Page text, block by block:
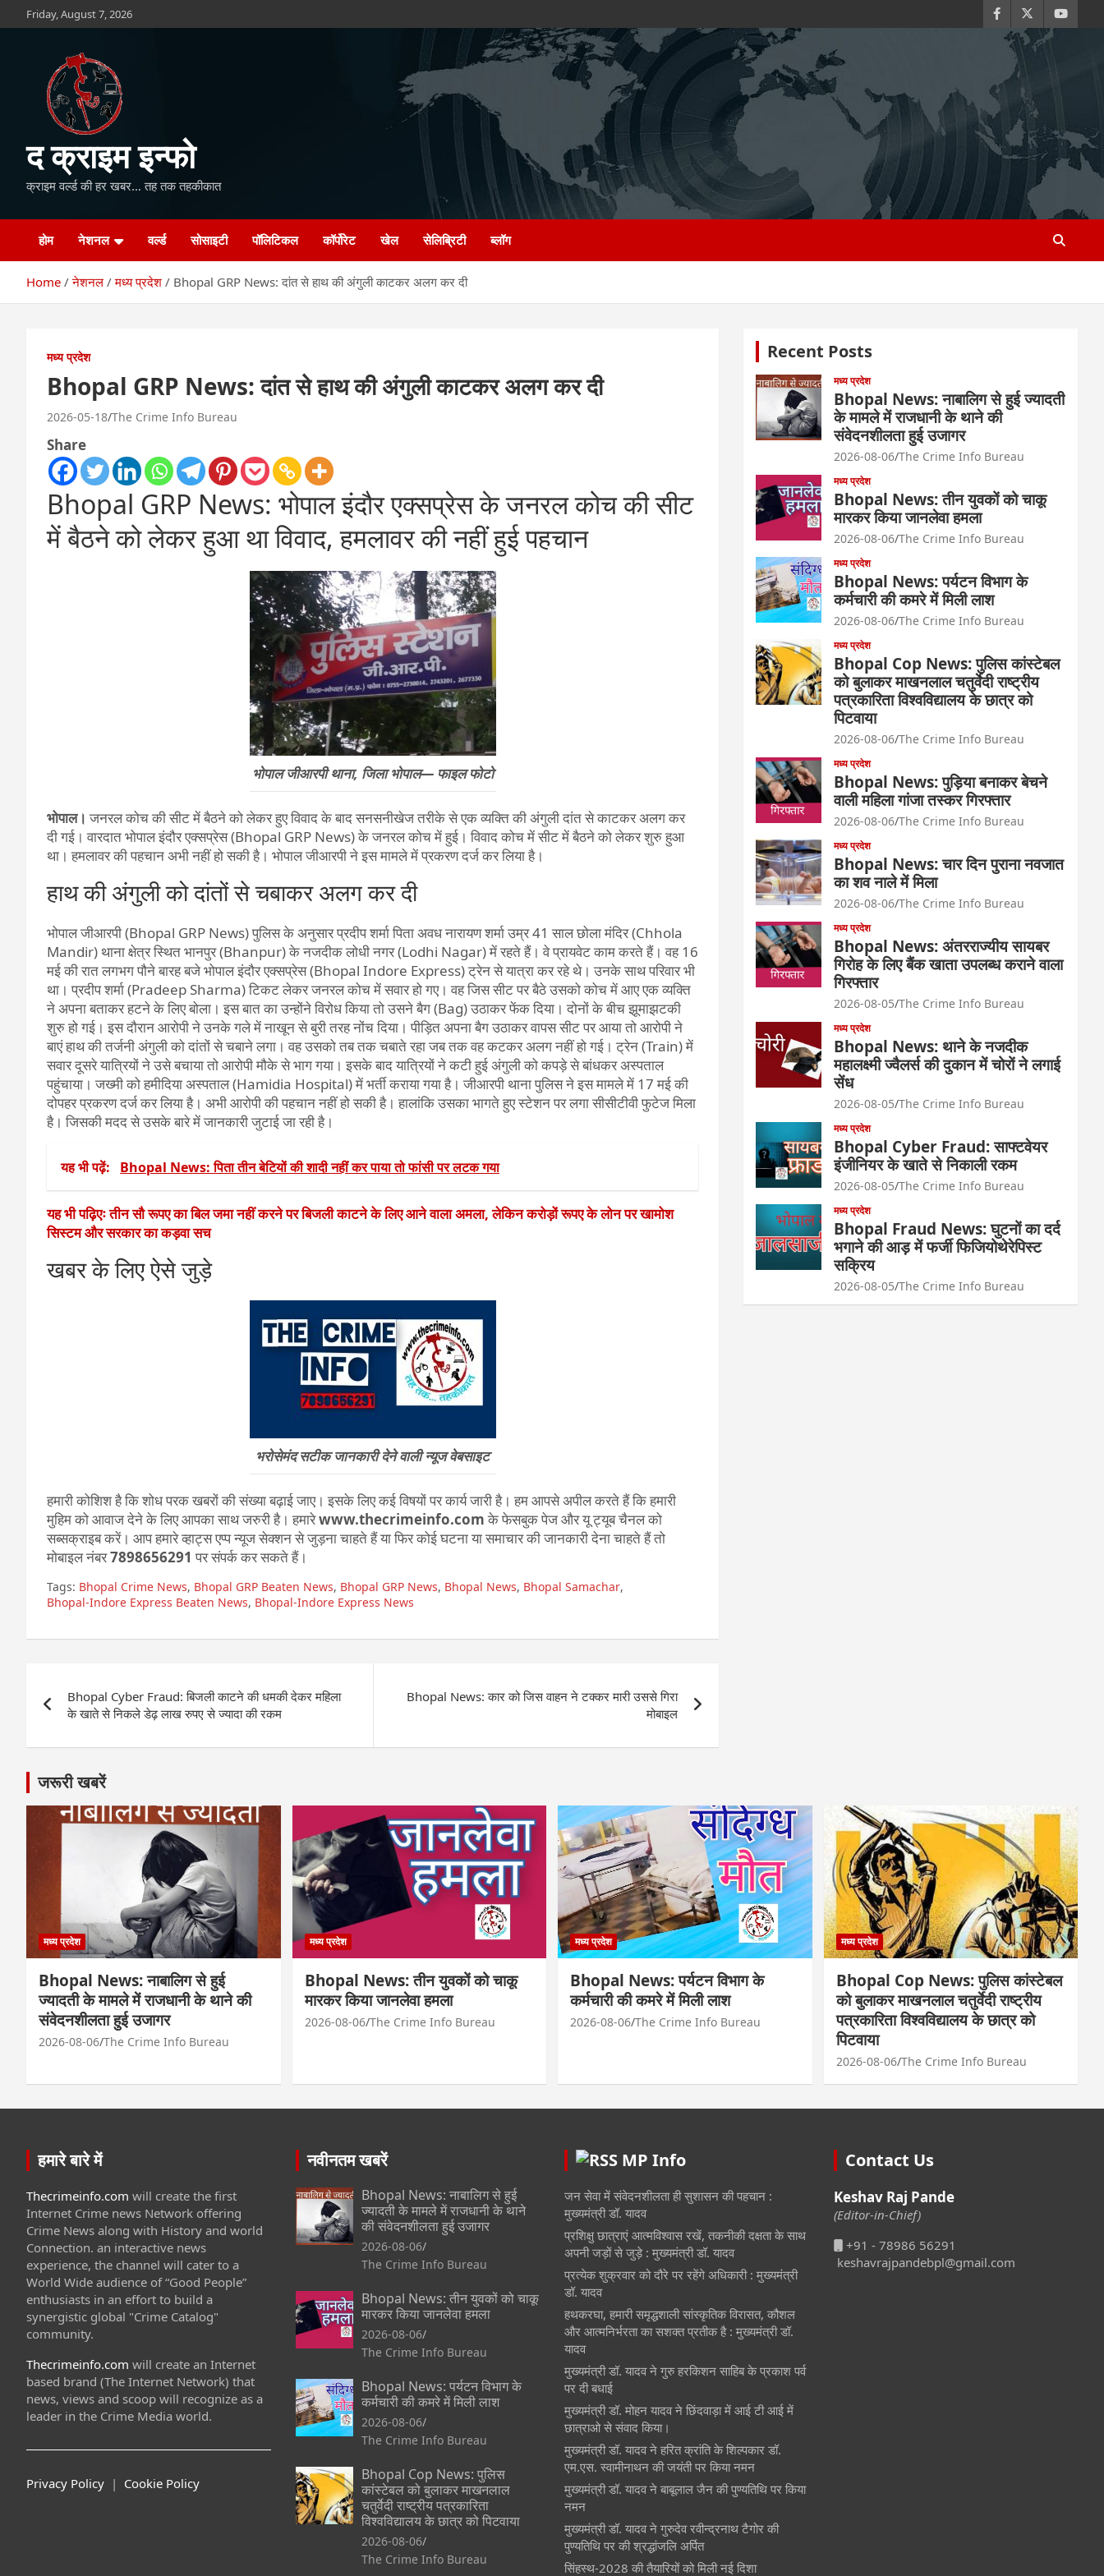
to
Friday, August 7, 2026
द क्राइम इन्फो
क्राइम वर्ल्ड की हर खबर… तह तक तहकीकात
होम नेशनल वर्ल्ड सोसाइटी पॉलिटिकल कॉर्पोरेट खेल सेलिब्रिटी ब्लॉग
Home नेशनल मध्य प्रदेश Bhopal GRP News: दांत से हाथ की अंगुली काटकर अलग कर दी
मध्य प्रदेश
Bhopal GRP News: दांत से हाथ की अंगुली काटकर अलग कर दी
2026-05-18 The Crime Info Bureau
Share
Bhopal GRP News: भोपाल इंदौर एक्सप्रेस के जनरल कोच की सीट
में बैठने को लेकर हुआ था विवाद, हमलावर की नहीं हुई पहचान
भोपाल जीआरपी थाना, जिला भोपाल— फाइल फोटो
भोपाल। जनरल कोच की सीट में बैठने को लेकर हुए विवाद के बाद सनसनीखेज तरीके से एक व्यक्ति की अंगुली दांत से काटकर अलग कर
दी गई। वारदात भोपाल इंदौर एक्सप्रेस (Bhopal GRP News) के जनरल कोच में हुई। विवाद कोच में सीट में बैठने को लेकर शुरु हुआ
था। हमलावर की पहचान अभी नहीं हो सकी है। भोपाल जीआरपी ने इस मामले में प्रकरण दर्ज कर लिया है।
हाथ की अंगुली को दांतों से चबाकर अलग कर दी
भोपाल जीआरपी (Bhopal GRP News) पुलिस के अनुसार प्रदीप शर्मा पिता अवध नारायण शर्मा उम्र 41 साल छोला मंदिर (Chhola
Mandir) थाना क्षेत्र स्थित भानपुर (Bhanpur) के नजदीक लोधी नगर (Lodhi Nagar) में रहते हैं। वे प्रायवेट काम करते हैं। वह 16
मई की रात लगभग पौने बारह बजे भोपाल इंदौर एक्सप्रेस (Bhopal Indore Express) ट्रेन से यात्रा कर रहे थे। उनके साथ परिवार भी
था। प्रदीप शर्मा (Pradeep Sharma) टिकट लेकर जनरल कोच में सवार हो गए। वह जिस सीट पर बैठे उसको कोच में आए एक व्यक्ति
ने अपना बताकर हटने के लिए बोला। इस बात का उन्होंने विरोध किया तो उसने बैग (Bag) उठाकर फेंक दिया। दोनों के बीच झूमाझटकी
शुरु हो गई। इस दौरान आरोपी ने उनके गले में नाखून से बुरी तरह नोंच दिया। पीड़ित अपना बैग उठाकर वापस सीट पर आया तो आरोपी ने
बाएं हाथ की तर्जनी अंगुली को दांतों से चबाने लगा। वह उसको तब तक चबाते रहा जब तक वह कटकर अलग नहीं हो गई। ट्रेन (Train) में
सवार दूसरे यात्रियों ने उसे बचाया तो आरोपी मौके से भाग गया। इसके बाद यात्रियों ने कटी हुई अंगुली को कपड़े से बांधकर अस्पताल
पहुंचाया। जख्मी को हमीदिया अस्पताल (Hamidia Hospital) में भर्ती कराया गया है। जीआरपी थाना पुलिस ने इस मामले में 17 मई की
दोपहर प्रकरण दर्ज कर लिया है। अभी आरोपी की पहचान नहीं हो सकी है। हालांकि उसका भागते हुए स्टेशन पर लगा सीसीटीवी फुटेज मिला
है। जिसकी मदद से उसके बारे में जानकारी जुटाई जा रही है।
यह भी पढ़ें: Bhopal News: पिता तीन बेटियों की शादी नहीं कर पाया तो फांसी पर लटक गया
यह भी पढ़िएः तीन सौ रूपए का बिल जमा नहीं करने पर बिजली काटने के लिए आने वाला अमला, लेकिन करोड़ों रूपए के लोन पर खामोश
सिस्टम और सरकार का कड़वा सच
खबर के लिए ऐसे जुड़े
भरोसेमंद सटीक जानकारी देने वाली न्यूज वेबसाइट
हमारी कोशिश है कि शोध परक खबरों की संख्या बढ़ाई जाए। इसके लिए कई विषयों पर कार्य जारी है। हम आपसे अपील करते हैं कि हमारी
मुहिम को आवाज देने के लिए आपका साथ जरुरी है। हमारेwww.thecrimeinfo.comके फेसबुक पेज और यू ट्यूब चैनल को
सब्सक्राइब करें। आप हमारे व्हाट्स एप्प न्यूज सेक्शन से जुड़ना चाहते हैं या फिर कोई घटना या समाचार की जानकारी देना चाहते हैं तो
मोबाइल नंबर7898656291 पर संपर्क कर सकते हैं।
Tags: Bhopal Crime News, Bhopal GRP Beaten News, Bhopal GRP News, Bhopal News, Bhopal Samachar,
Bhopal-Indore Express Beaten News, Bhopal-Indore Express News
navigation
Bhopal Cyber Fraud: बिजली काटने की धमकी देकर महिला
के खाते से निकले डेढ़ लाख रुपए से ज्यादा की रकम
Bhopal News: कार को जिस वाहन ने टक्कर मारी उससे गिरा
मोबाइल
Recent Posts
मध्य प्रदेश
Bhopal News: नाबालिग से हुई ज्यादती
के मामले में राजधानी के थाने की
संवेदनशीलता हुई उजागर
2026-08-06 The Crime Info Bureau
मध्य प्रदेश
Bhopal News: तीन युवकों को चाकू
मारकर किया जानलेवा हमला
2026-08-06 The Crime Info Bureau
मध्य प्रदेश
Bhopal News: पर्यटन विभाग के
कर्मचारी की कमरे में मिली लाश
2026-08-06 The Crime Info Bureau
मध्य प्रदेश
Bhopal Cop News: पुलिस कांस्टेबल
को बुलाकर माखनलाल चतुर्वेदी राष्ट्रीय
पत्रकारिता विश्वविद्यालय के छात्र को
पिटवाया
2026-08-06 The Crime Info Bureau
मध्य प्रदेश
Bhopal News: पुड़िया बनाकर बेचने
वाली महिला गांजा तस्कर गिरफ्तार
2026-08-06 The Crime Info Bureau
मध्य प्रदेश
Bhopal News: चार दिन पुराना नवजात
का शव नाले में मिला
2026-08-06 The Crime Info Bureau
मध्य प्रदेश
Bhopal News: अंतरराज्यीय सायबर
गिरोह के लिए बैंक खाता उपलब्ध कराने वाला
गिरफ्तार
2026-08-05 The Crime Info Bureau
मध्य प्रदेश
Bhopal News: थाने के नजदीक
महालक्ष्मी ज्वैलर्स की दुकान में चोरों ने लगाई
सेंध
2026-08-05 The Crime Info Bureau
मध्य प्रदेश
Bhopal Cyber Fraud: साफ्टवेयर
इंजीनियर के खाते से निकाली रकम
2026-08-05 The Crime Info Bureau
मध्य प्रदेश
Bhopal Fraud News: घुटनों का दर्द
भगाने की आड़ में फर्जी फिजियोथेरेपिस्ट
सक्रिय
2026-08-05 The Crime Info Bureau
जरूरी खबरें
मध्य प्रदेश
Bhopal News: नाबालिग से हुई
ज्यादती के मामले में राजधानी के थाने की
संवेदनशीलता हुई उजागर
2026-08-06 The Crime Info Bureau
मध्य प्रदेश
Bhopal News: तीन युवकों को चाकू
मारकर किया जानलेवा हमला
2026-08-06 The Crime Info Bureau
मध्य प्रदेश
Bhopal News: पर्यटन विभाग के
कर्मचारी की कमरे में मिली लाश
2026-08-06 The Crime Info Bureau
मध्य प्रदेश
Bhopal Cop News: पुलिस कांस्टेबल
को बुलाकर माखनलाल चतुर्वेदी राष्ट्रीय
पत्रकारिता विश्वविद्यालय के छात्र को
पिटवाया
2026-08-06 The Crime Info Bureau
हमारे बारे में
Thecrimeinfo.com will create the first
Internet Crime news Network offering
Crime News along with History and world
Connection. an interactive news
experience, the channel will cater to a
World Wide audience of “Good People”
enthusiasts in an effort to build a
synergistic global "Crime Catalog"
community.
Thecrimeinfo.com will create an Internet
based brand (The Internet Network) that
news, views and scoop will recognize as a
leader in the Crime Media world.
Privacy Policy | Cookie Policy
नवीनतम खबरें
Bhopal News: नाबालिग से हुई
ज्यादती के मामले में राजधानी के थाने
की संवेदनशीलता हुई उजागर
2026-08-06
The Crime Info Bureau
Bhopal News: तीन युवकों को चाकू
मारकर किया जानलेवा हमला
2026-08-06
The Crime Info Bureau
Bhopal News: पर्यटन विभाग के
कर्मचारी की कमरे में मिली लाश
2026-08-06
The Crime Info Bureau
Bhopal Cop News: पुलिस
कांस्टेबल को बुलाकर माखनलाल
चतुर्वेदी राष्ट्रीय पत्रकारिता
विश्वविद्यालय के छात्र को पिटवाया
2026-08-06
The Crime Info Bureau
MP Info
जन सेवा में संवेदनशीलता ही सुशासन की पहचान :
मुख्यमंत्री डॉ. यादव
प्रशिक्षु छात्राएं आत्मविश्वास रखें, तकनीकी दक्षता के साथ
अपनी जड़ों से जुड़े : मुख्यमंत्री डॉ. यादव
प्रत्येक शुक्रवार को दौरे पर रहेंगे अधिकारी : मुख्यमंत्री
डॉ. यादव
हथकरघा, हमारी समृद्धशाली सांस्कृतिक विरासत, कौशल
और आत्मनिर्भरता का सशक्त प्रतीक है : मुख्यमंत्री डॉ.
यादव
मुख्यमंत्री डॉ. यादव ने गुरु हरकिशन साहिब के प्रकाश पर्व
पर दी बधाई
मुख्यमंत्री डॉ. मोहन यादव ने छिंदवाड़ा में आई टी आई में
छात्राओ से संवाद किया।
मुख्यमंत्री डॉ. यादव ने हरित क्रांति के शिल्पकार डॉ.
एम.एस. स्वामीनाथन की जयंती पर किया नमन
मुख्यमंत्री डॉ. यादव ने बाबूलाल जैन की पुण्यतिथि पर किया
नमन
मुख्यमंत्री डॉ. यादव ने गुरुदेव रवीन्द्रनाथ टैगोर की
पुण्यतिथि पर की श्रद्धांजलि अर्पित
सिंहस्थ-2028 की तैयारियों को मिली नई दिशा
Contact Us
Keshav Raj Pande
(Editor-in-Chief)
+91 - 78986 56291
keshavrajpandebpl@gmail.com